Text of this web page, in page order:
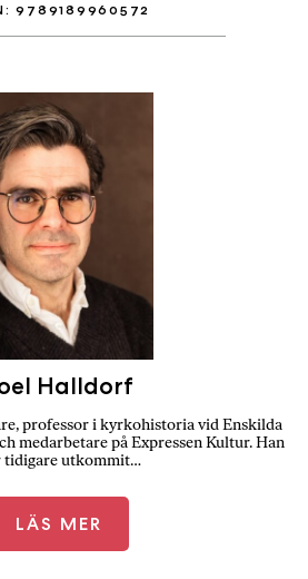
9789189960572
Halldorf
professor i kyrkohistoria vid Enskilda
medarbetare på Expressen Kultur. Han
tidigare utkommit…
LÄS MER